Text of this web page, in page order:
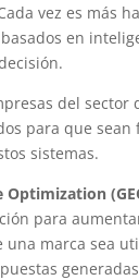
vez es más
en
del sector
para que sean
sistemas.
Optimization
para
marca sea